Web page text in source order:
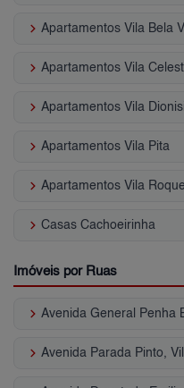
keyboard_arrow_right Apartamentos Vila Bela
keyboard_arrow_right Apartamentos Vila
keyboard_arrow_right Apartamentos Vila
keyboard_arrow_right Apartamentos Vila Pita
keyboard_arrow_right Apartamentos Vila Roque
keyboard_arrow_right Casas Cachoeirinha
Imóveis por Ruas
keyboard_arrow_right
keyboard_arrow_right Avenida Parada Pinto,